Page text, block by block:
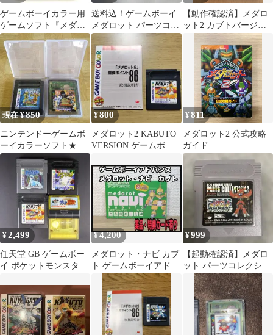
ゲームボーイカラー用
ゲームソフト『メダロ
ット2 クワガタバージ
ョン』
送料込！ゲームボーイ
メダロット パーツコレ
クション2取扱説明書の
み
【動作確認済】メダロ
ット2 カブトバージョ
ン ゲームボーイソフト
現在 ¥850
ニンテンドーゲームボ
ーイカラーソフト★メ
ダロット2/メダロット3
の2点まとめて
¥800
メダロット2 KABUTO
VERSION ゲームボー
み
¥811
メダロット2 公式攻略
ガイド
¥2,499
任天堂 GB ゲームボー
イ ポケットモンスター
¥4,200
メダロット・ナビ カブ
ト ゲームボーイアドバ
ンス
¥999
【起動確認済】メダロ
ット パーツコレクショ
ン2 ゲームボーイ ソフ
ト ケース付